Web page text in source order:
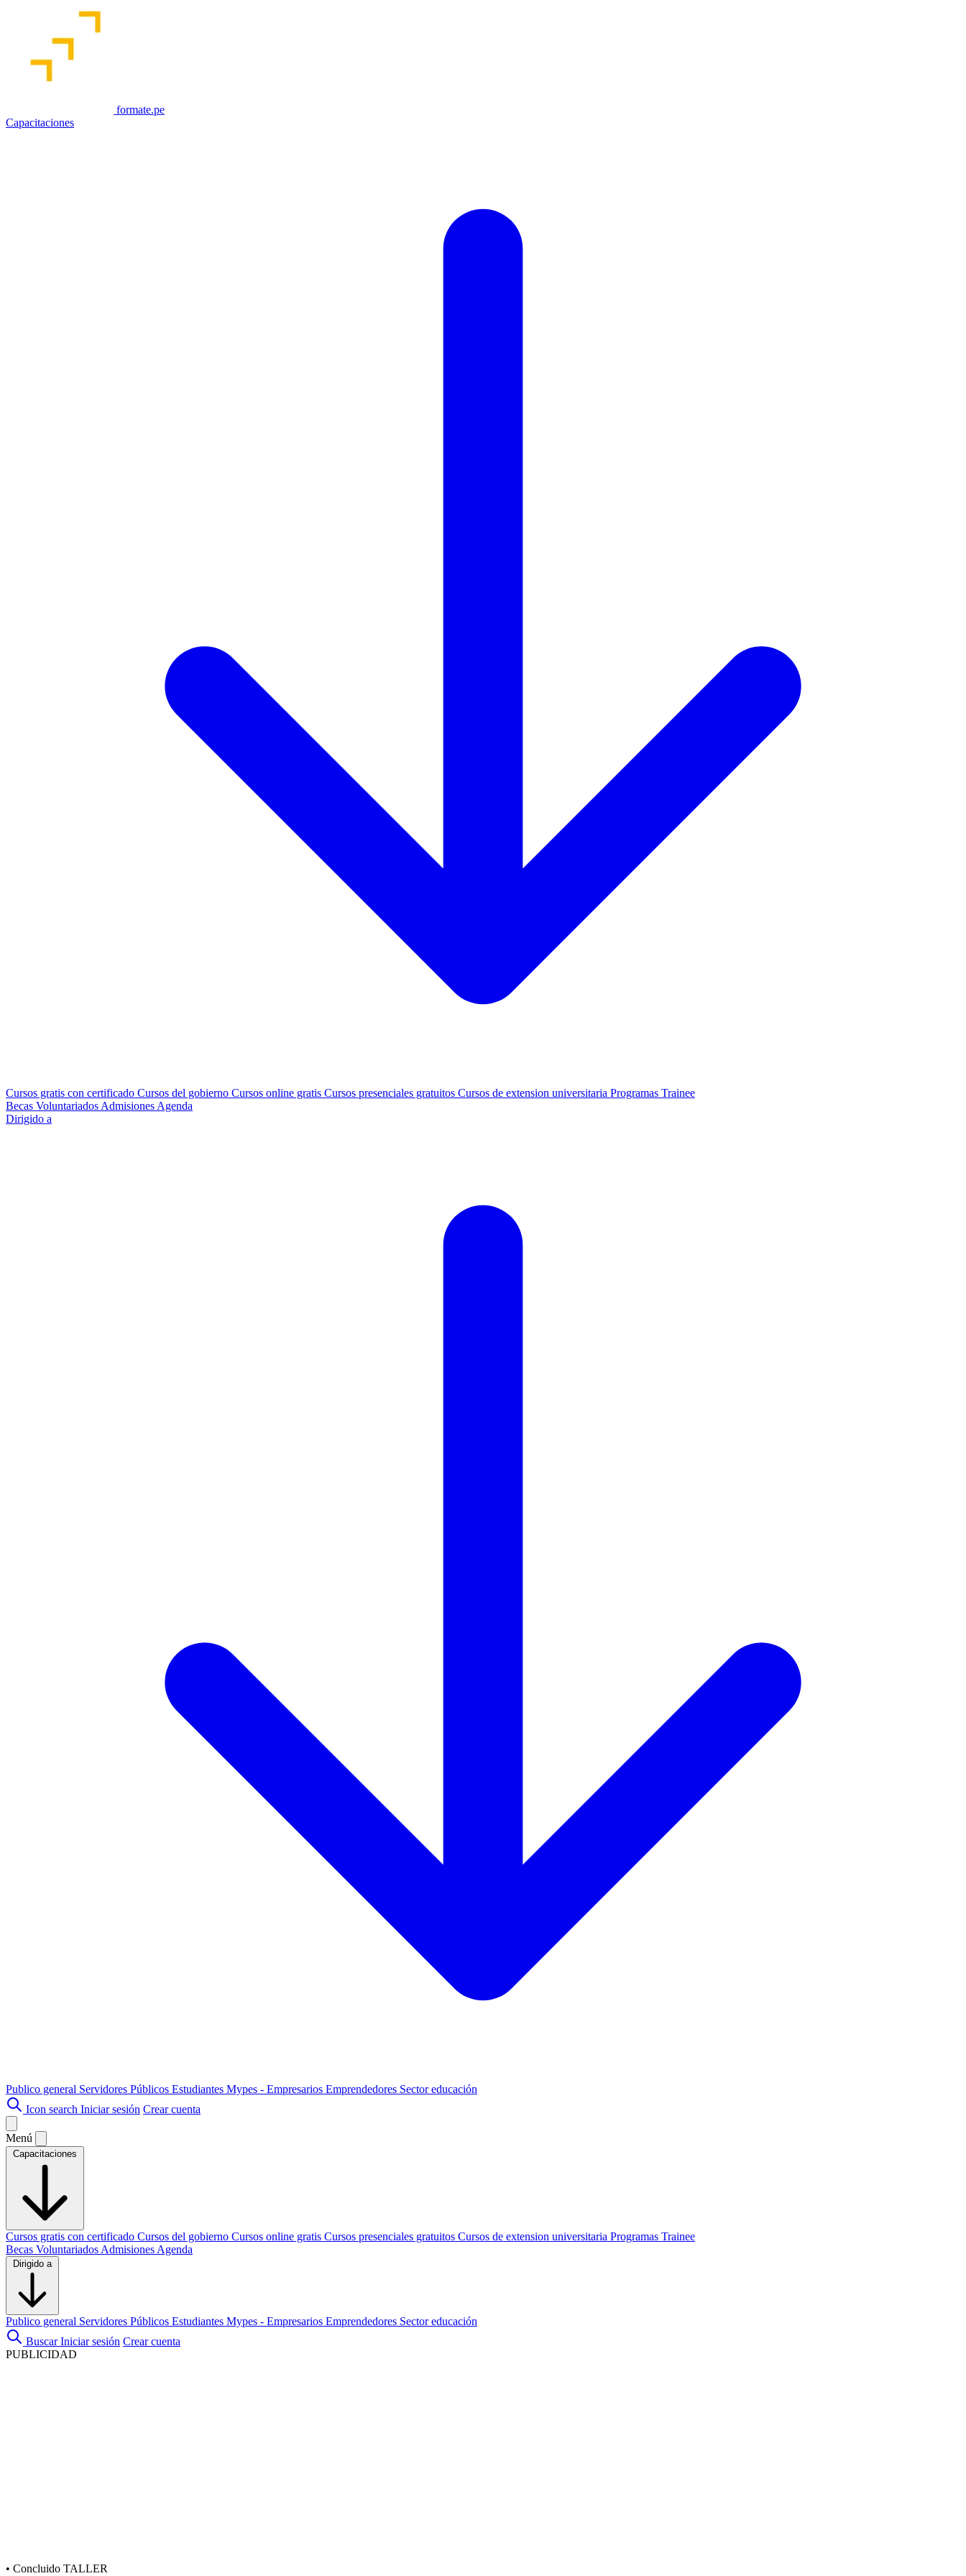
formate.pe
Capacitaciones
Cursos gratis con certificado Cursos del gobierno Cursos online gratis Cursos presenciales gratuitos Cursos de extension universitaria Programas Trainee
Becas Voluntariados Admisiones Agenda
Dirigido a
Publico general Servidores Públicos Estudiantes Mypes - Empresarios Emprendedores Sector educación
Icon search Iniciar sesión Crear cuenta
Menú
Capacitaciones
Cursos gratis con certificado Cursos del gobierno Cursos online gratis Cursos presenciales gratuitos Cursos de extension universitaria Programas Trainee
Becas Voluntariados Admisiones Agenda
Dirigido a
Publico general Servidores Públicos Estudiantes Mypes - Empresarios Emprendedores Sector educación
Buscar Iniciar sesión Crear cuenta
PUBLICIDAD
• Concluido TALLER